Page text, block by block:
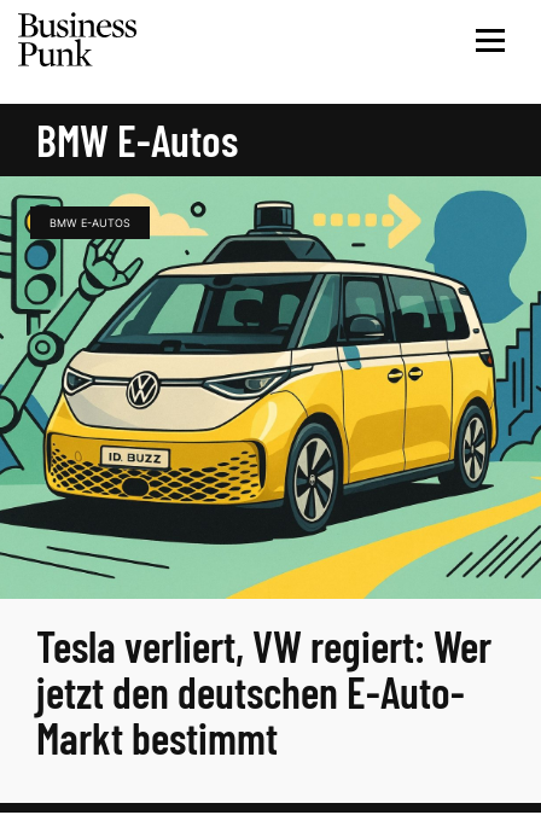
BMW E-Autos
BMW E-AUTOS
Tesla verliert, VW regiert: Wer
jetzt den deutschen E-Auto-
Markt bestimmt